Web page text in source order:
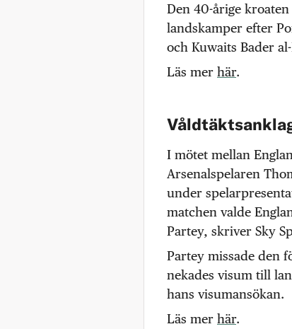
Den 40-årige
landskamper efter
och Kuwaits Bader
Läs mer här.
I mötet mellan
Arsenalspelaren
under
matchen valde
Partey, skriver Sky
Partey missade den
nekades visum till
hans visumansökan.
Läs mer här.